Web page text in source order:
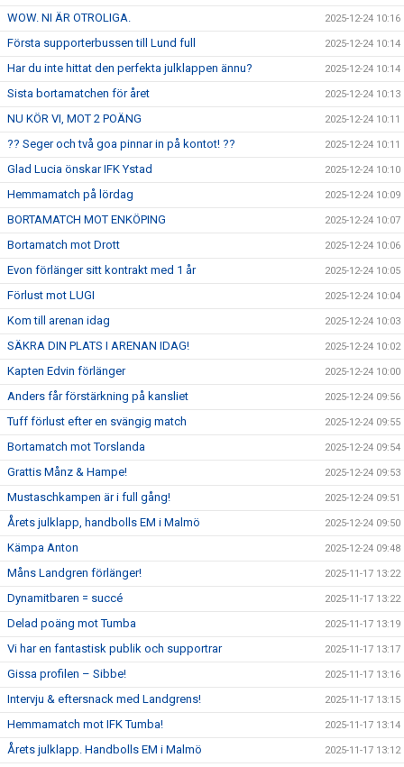
WOW. NI ÄR OTROLIGA. 2025-12-24 10:16
Första supporterbussen till Lund full 2025-12-24 10:14
Har du inte hittat den perfekta julklappen ännu? 2025-12-24 10:14
Sista bortamatchen för året 2025-12-24 10:13
NU KÖR VI, MOT 2 POÄNG 2025-12-24 10:11
?? Seger och två goa pinnar in på kontot! ?? 2025-12-24 10:11
Glad Lucia önskar IFK Ystad 2025-12-24 10:10
Hemmamatch på lördag 2025-12-24 10:09
BORTAMATCH MOT ENKÖPING 2025-12-24 10:07
Bortamatch mot Drott 2025-12-24 10:06
Evon förlänger sitt kontrakt med 1 år 2025-12-24 10:05
Förlust mot LUGI 2025-12-24 10:04
Kom till arenan idag 2025-12-24 10:03
SÄKRA DIN PLATS I ARENAN IDAG! 2025-12-24 10:02
Kapten Edvin förlänger 2025-12-24 10:00
Anders får förstärkning på kansliet 2025-12-24 09:56
Tuff förlust efter en svängig match 2025-12-24 09:55
Bortamatch mot Torslanda 2025-12-24 09:54
Grattis Månz & Hampe! 2025-12-24 09:53
Mustaschkampen är i full gång! 2025-12-24 09:51
Årets julklapp, handbolls EM i Malmö 2025-12-24 09:50
Kämpa Anton 2025-12-24 09:48
Måns Landgren förlänger! 2025-11-17 13:22
Dynamitbaren = succé 2025-11-17 13:22
Delad poäng mot Tumba 2025-11-17 13:19
Vi har en fantastisk publik och supportrar 2025-11-17 13:17
Gissa profilen – Sibbe! 2025-11-17 13:16
Intervju & eftersnack med Landgrens! 2025-11-17 13:15
Hemmamatch mot IFK Tumba! 2025-11-17 13:14
Årets julklapp. Handbolls EM i Malmö 2025-11-17 13:12